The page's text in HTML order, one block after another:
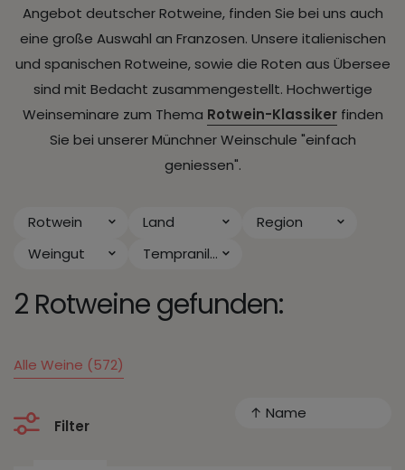
Angebot deutscher Rotweine, finden Sie bei uns auch
eine große Auswahl an Franzosen. Unsere italienischen
und spanischen Rotweine, sowie die Roten aus Übersee
sind mit Bedacht zusammengestellt. Hochwertige
Weinseminare zum Thema Rotwein-Klassikerfinden
Sie bei unserer Münchner Weinschule "einfach
geniessen".
Rotwein Land
Region
Weingut
Tempranillo
2 Rotweine gefunden:
Alle Weine (572)
Filter
↑ Name